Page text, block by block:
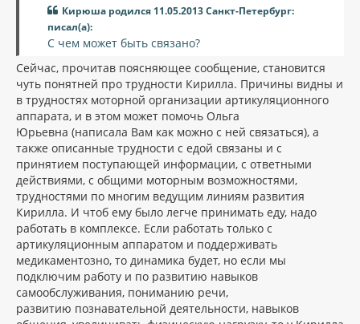
Кирюша родился 11.05.2013 Санкт-Петербург:
писал(а):
С чем может быть связано?
Сейчас, прочитав поясняющее сообщение, становится
чуть понятней про трудности Кирилла. Причины видны и
в трудностях моторной организации артикуляционного
аппарата, и в этом может помочь Ольга
Юрьевна (написала Вам как можно с ней связаться), а
также описанные трудности с едой связаны и с
принятием поступающей информации, с ответными
действиями, с общими моторным возможностями,
трудностями по многим ведущим линиям развития
Кирилла. И чтоб ему было легче принимать еду, надо
работать в комплексе. Если работать только с
артикуляционным аппаратом и поддерживать
медикаментозно, то динамика будет, но если мы
подключим работу и по развитию навыков
самообслуживания, пониманию речи,
развитию познавательной деятельности, навыков